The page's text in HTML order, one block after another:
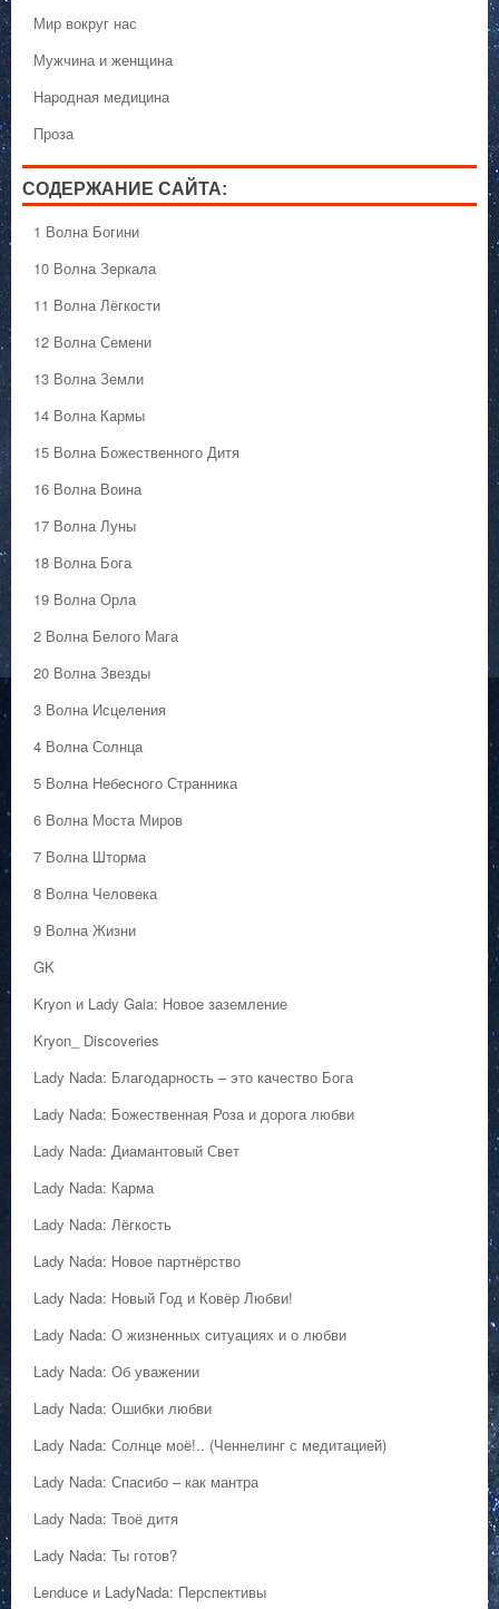
Мир вокруг нас
Мужчина и женщина
Народная медицина
Проза
СОДЕРЖАНИЕ САЙТА:
1 Волна Богини
10 Волна Зеркала
11 Волна Лёгкости
12 Волна Семени
13 Волна Земли
14 Волна Кармы
15 Волна Божественного Дитя
16 Волна Воина
17 Волна Луны
18 Волна Бога
19 Волна Орла
2 Волна Белого Мага
20 Волна Звезды
3 Волна Исцеления
4 Волна Солнца
5 Волна Небесного Странника
6 Волна Моста Миров
7 Волна Шторма
8 Волна Человека
9 Волна Жизни
GK
Kryon и Lady Gaia: Новое заземление
Kryon_ Discoveries
Lady Nada: Благодарность – это качество Бога
Lady Nada: Божественная Роза и дорога любви
Lady Nada: Диамантовый Свет
Lady Nada: Карма
Lady Nada: Лёгкость
Lady Nada: Новое партнёрство
Lady Nada: Новый Год и Ковёр Любви!
Lady Nada: О жизненных ситуациях и о любви
Lady Nada: Об уважении
Lady Nada: Ошибки любви
Lady Nada: Солнце моё!.. (Ченнелинг с медитацией)
Lady Nada: Спасибо – как мантра
Lady Nada: Твоё дитя
Lady Nada: Ты готов?
Lenduce и LadyNada: Перспективы